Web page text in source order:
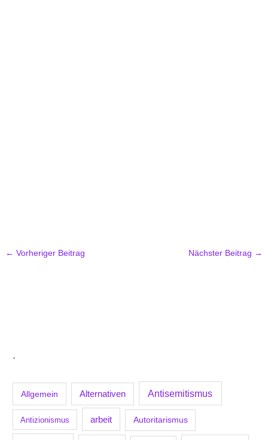
.
Allgemein Alternativen Antisemitismus
Antizionismus arbeit Autoritarismus
← Vorheriger Beitrag Nächster Beitrag →